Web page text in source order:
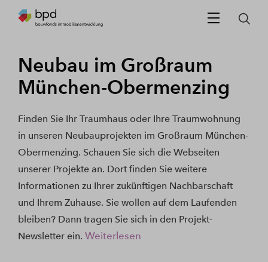
Neubau im Großraum
München-Obermenzing
Finden Sie Ihr Traumhaus oder Ihre Traumwohnung
in unseren Neubauprojekten im Großraum München-
Obermenzing. Schauen Sie sich die Webseiten
unserer Projekte an. Dort finden Sie weitere
Informationen zu Ihrer zukünftigen Nachbarschaft
und Ihrem Zuhause. Sie wollen auf dem Laufenden
bleiben? Dann tragen Sie sich in den Projekt-
Newsletter ein. Weiterlesen